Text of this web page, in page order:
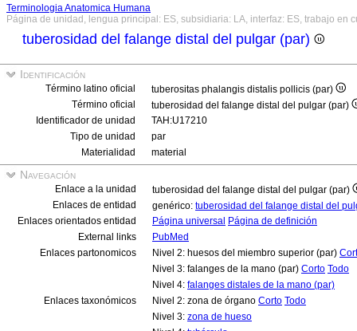
Terminologia Anatomica Humana
Página de unidad, lengua principal: ES, subsidiaria: LA, interfaz: ES, trabajo en
tuberosidad del falange distal del pulgar (par)
Identificación
Término latino oficial
tuberositas phalangis distalis pollicis (par)
Término oficial
tuberosidad del falange distal del pulgar (par)
Identificador de unidad
TAH:U17210
Tipo de unidad
par
Materialidad
material
Navegación
Enlace a la unidad
tuberosidad del falange distal del pulgar (par)
Enlaces de entidad
genérico: tuberosidad del falange distal del
Enlaces orientados entidad
Página universal Página de definición
External links
PubMed
Enlaces partonomicos
Nivel 2: huesos del miembro superior (par)
Nivel 3: falanges de la mano (par) Corto Todo
Nivel 4: falanges distales de la mano (par)
Enlaces taxonómicos
Nivel 2: zona de órgano Corto Todo
Nivel 3: zona de hueso